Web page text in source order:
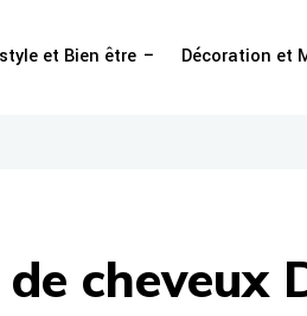
et Bien être Décoration et
cheveux